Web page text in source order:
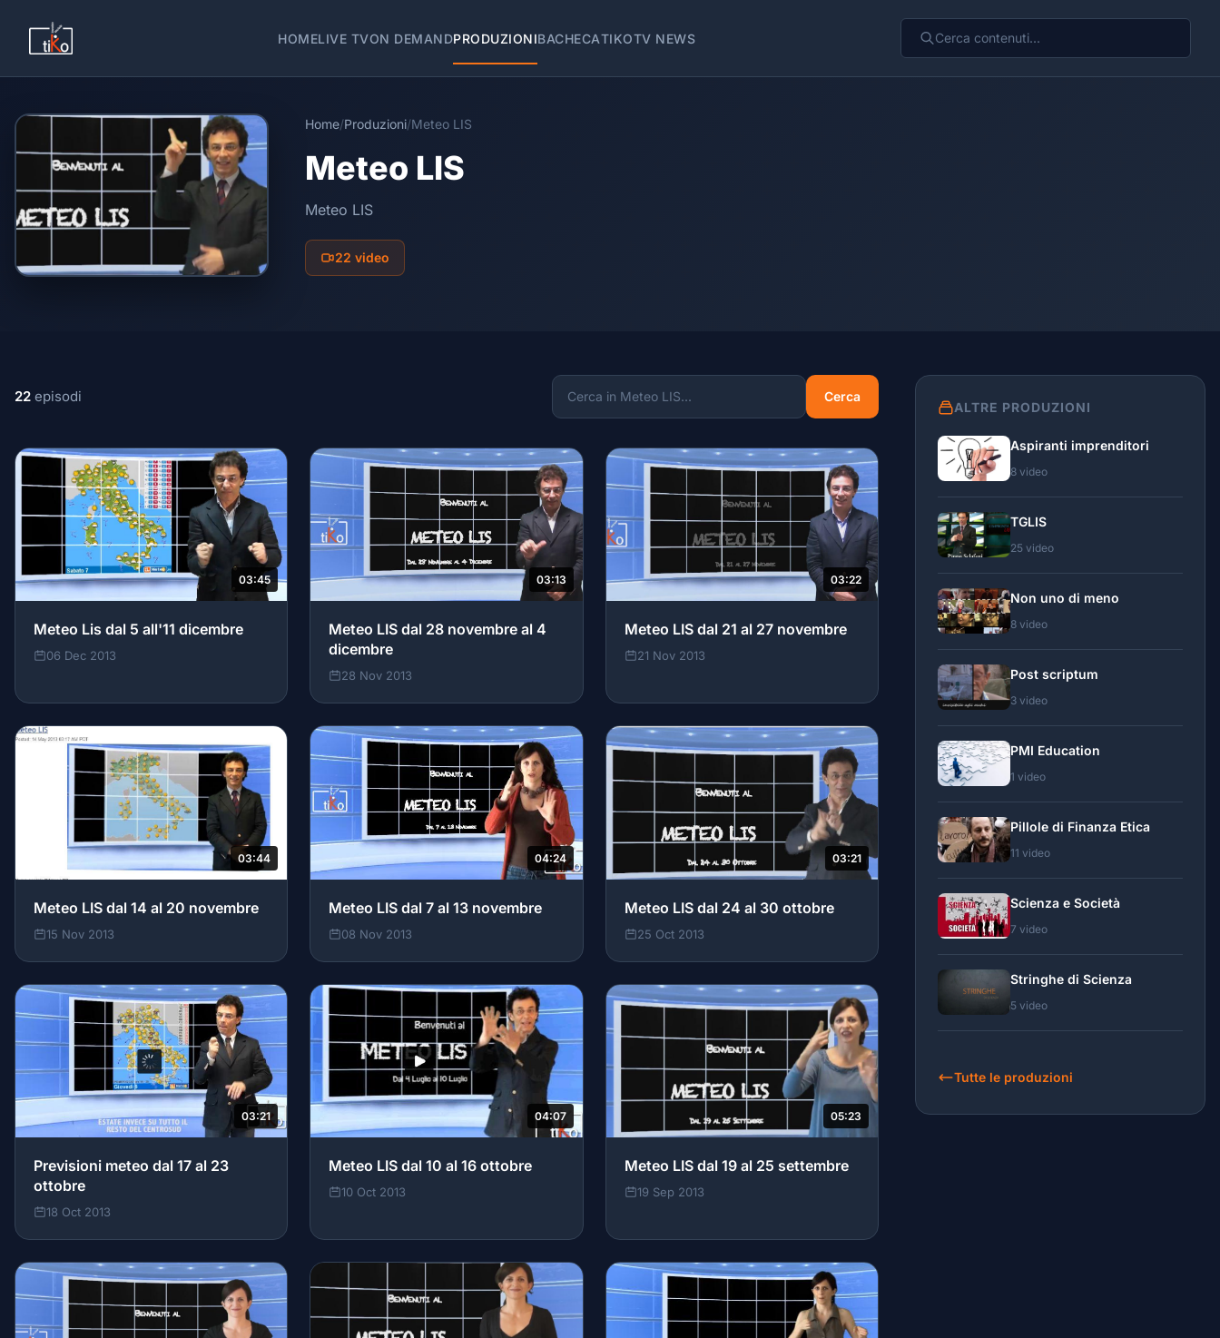
HOMELIVE TVON DEMANDPRODUZIONIBACHECATIKOTV NEWS
Home/Produzioni/Meteo LIS
Meteo LIS
Meteo LIS
22 video
22 episodi Cerca
03:45
Meteo Lis dal 5 all'11 dicembre
06 Dec 2013
03:13
Meteo LIS dal 28 novembre al 4
dicembre
28 Nov 2013
03:22
Meteo LIS dal 21 al 27 novembre
21 Nov 2013
03:44
Meteo LIS dal 14 al 20 novembre
15 Nov 2013
04:24
Meteo LIS dal 7 al 13 novembre
08 Nov 2013
03:21
Meteo LIS dal 24 al 30 ottobre
25 Oct 2013
03:21
Previsioni meteo dal 17 al 23
ottobre
18 Oct 2013
04:07
Meteo LIS dal 10 al 16 ottobre
10 Oct 2013
05:23
Meteo LIS dal 19 al 25 settembre
19 Sep 2013
ALTRE PRODUZIONI
Aspiranti imprenditori
8 video
TGLIS
25 video
Non uno di meno
8 video
Post scriptum
3 video
PMI Education
1 video
Pillole di Finanza Etica
11 video
Scienza e Società
7 video
Stringhe di Scienza
5 video
Tutte le produzioni